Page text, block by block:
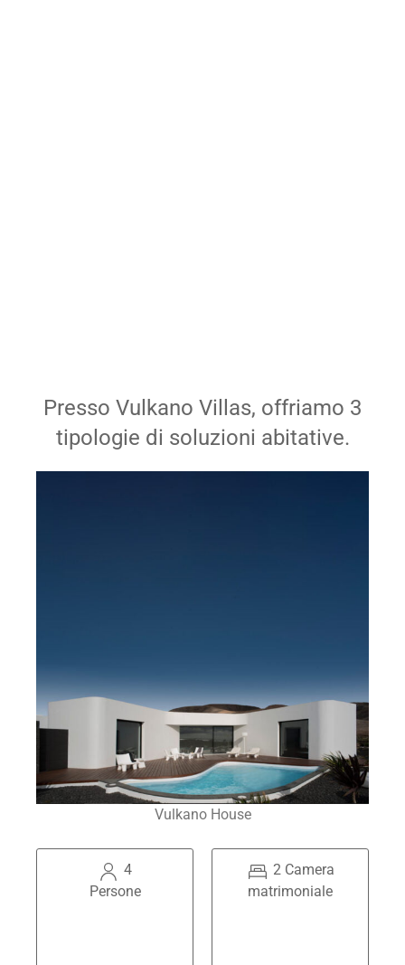
Presso Vulkano Villas, offriamo 3
tipologie di soluzioni abitative.
Vulkano House
4
Persone
2 Camera
matrimoniale